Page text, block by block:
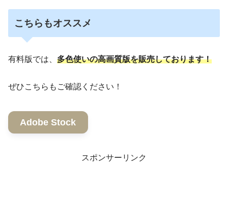
こちらもオススメ
有料版では、 多色使いの高画質版を販売しております！
ぜひこちらもご確認ください！
Adobe Stock
スポンサーリンク